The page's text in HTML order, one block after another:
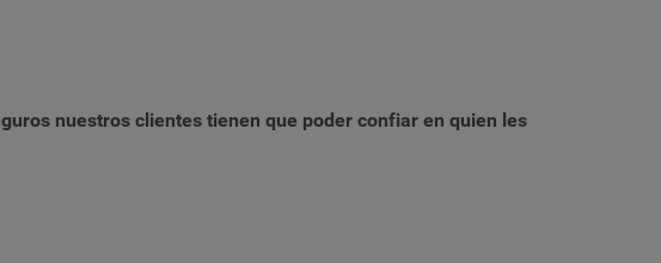
nuestros clientes tienen que poder confiar en quien les